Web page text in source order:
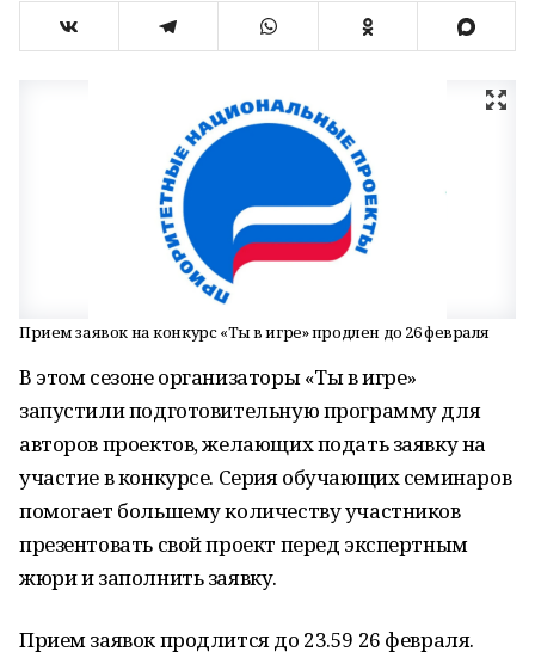
Прием заявок на конкурс «Ты в игре» продлен до 26 февраля
В этом сезоне организаторы «Ты в игре»
запустили подготовительную программу для
авторов проектов, желающих подать заявку на
участие в конкурсе. Серия обучающих семинаров
помогает большему количеству участников
презентовать свой проект перед экспертным
жюри и заполнить заявку.
Прием заявок продлится до 23.59 26 февраля.